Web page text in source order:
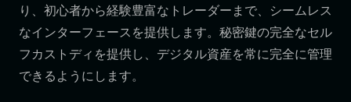
り、初心者から経験豊富なトレーダーまで、シームレス
なインターフェースを提供します。秘密鍵の完全なセル
フカストディを提供し、デジタル資産を常に完全に管理
できるようにします。